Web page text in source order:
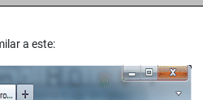
a este: